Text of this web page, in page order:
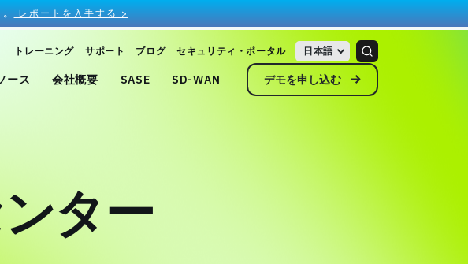
レポートを入手する >
トレーニング サポート ブログ セキュリティ・ポータル 日本語
ース 会社概要 SASE SD-WAN デモを申し込む
ター